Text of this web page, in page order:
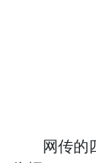
网传的四